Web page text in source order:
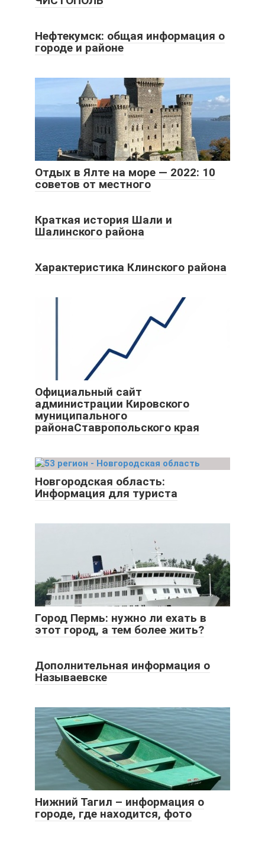
Нефтекумск: общая информация о
городе и районе
Отдых в Ялте на море — 2022: 10
советов от местного
Краткая история Шали и
Шалинского района
Характеристика Клинского района
Официальный сайт
администрации Кировского
муниципального
районаСтавропольского края
Новгородская область:
Информация для туриста
Город Пермь: нужно ли ехать в
этот город, а тем более жить?
Дополнительная информация о
Называевске
Нижний Тагил – информация о
городе, где находится, фото